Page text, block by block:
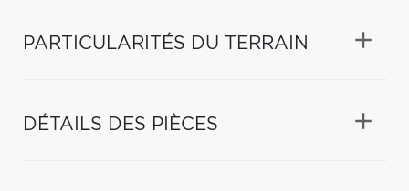
PARTICULARITÉS DU TERRAIN
DÉTAILS DES PIÈCES